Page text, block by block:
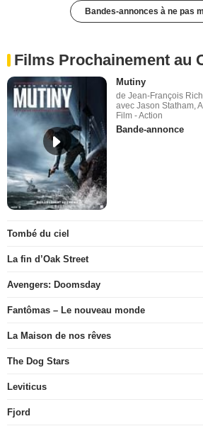
Bandes-annonces à ne pas
Films Prochainement au
Mutiny
de Jean-François
avec Jason Statham,
Film - Action
Bande-annonce
Tombé du ciel
La fin d’Oak Street
Avengers: Doomsday
Fantômas – Le nouveau monde
La Maison de nos rêves
The Dog Stars
Leviticus
Fjord